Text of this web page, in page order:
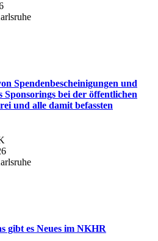
Spendenbescheinigungen und
Sponsorings bei der öffentlichen
und alle damit befassten
gibt es Neues im NKHR